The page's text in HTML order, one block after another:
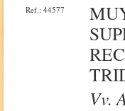
Ref.: 44577
Vv.